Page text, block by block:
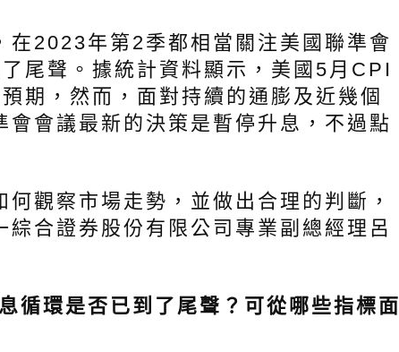
2023年第2季都相當關注美國聯準會
尾聲。據統計資料顯示，美國5月CPI
期，然而，面對持續的通膨及近幾個
會議最新的決策是暫停升息，不過點
察市場走勢，並做出合理的判斷，
合證券股份有限公司專業副總經理呂
循環是否已到了尾聲？可從哪些指標面